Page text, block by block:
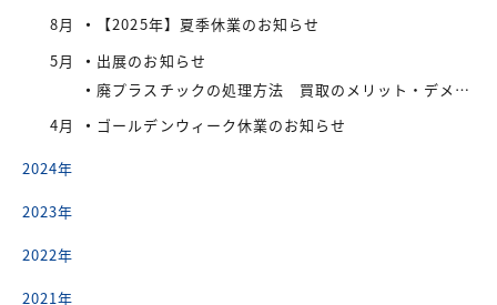
8月
【2025年】夏季休業のお知らせ
5月
出展のお知らせ
廃プラスチックの処理方法 買取のメリット・デメリット
4月
ゴールデンウィーク休業のお知らせ
2024年
2023年
2022年
2021年